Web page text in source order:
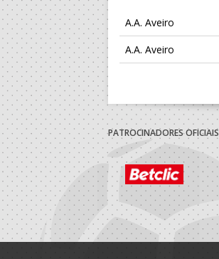
A.A. Aveiro
A.A. Aveiro
A.A. Aveiro
A.A. Aveiro
2020/21
A.A. Aveiro
2019/20
PATROCINADORES OFICIAIS